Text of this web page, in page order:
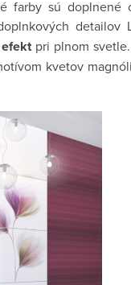
farby sú doplnené
detailov
pri plnom
kvetov